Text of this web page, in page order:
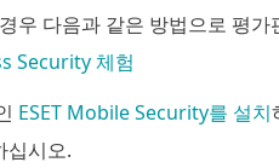
우 다음과 같은 방법으로 평
Security 체험
ESET Mobile Security를 설치
십시오.